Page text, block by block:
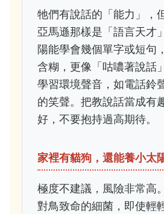
牠們有說話的「能力」，
亞馬遜那樣是「語言天才
陽能學會幾個單字或短句
含糊，更像「咕噥著說話
學習環境聲音，如電話鈴
的笑聲。把教說話當成有
好，不要抱持過高期待。
家裡有貓狗，還能養小太
極度不建議，風險非常高
對鳥致命的細菌，即使輕